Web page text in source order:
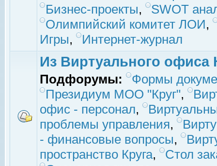
Бизнес-проекты,
SWOT
Олимпийский комитет ЛОИ,
Игры, Интернет-журнал
Из Виртуального офиса
Подфорумы:
Формы
Президиум МОО "Круг",
офис - персонал,
проблемы управления,
- финансовые вопросы,
пространство Круга,
Стол